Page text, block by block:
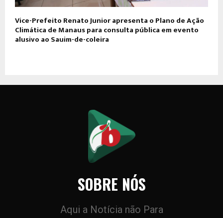
Vice-Prefeito Renato Junior apresenta o Plano de Ação
Climática de Manaus para consulta pública em evento
alusivo ao Sauim-de-coleira
SOBRE NÓS
Aqui a Notícia não Para